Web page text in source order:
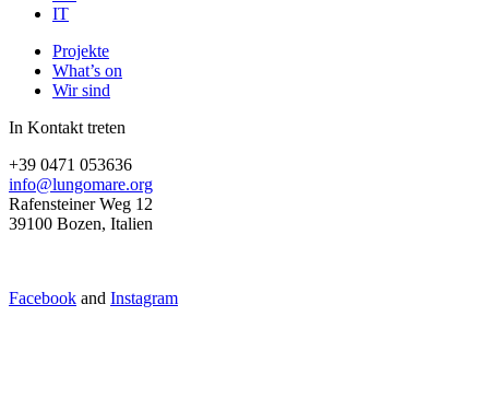
IT
Projekte
What’s on
Wir sind
In Kontakt treten
+39 0471 053636
info@lungomare.org
Rafensteiner Weg 12
39100 Bozen, Italien
Facebook and Instagram